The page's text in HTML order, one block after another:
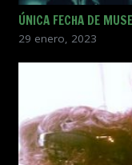
ÚNICA FECHA DE
29 enero, 2023